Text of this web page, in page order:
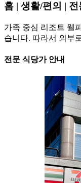
홈 | 생활/편의 | 전
가족 중심 리조트 웰
습니다. 따라서 외부
전문 식당가 안내